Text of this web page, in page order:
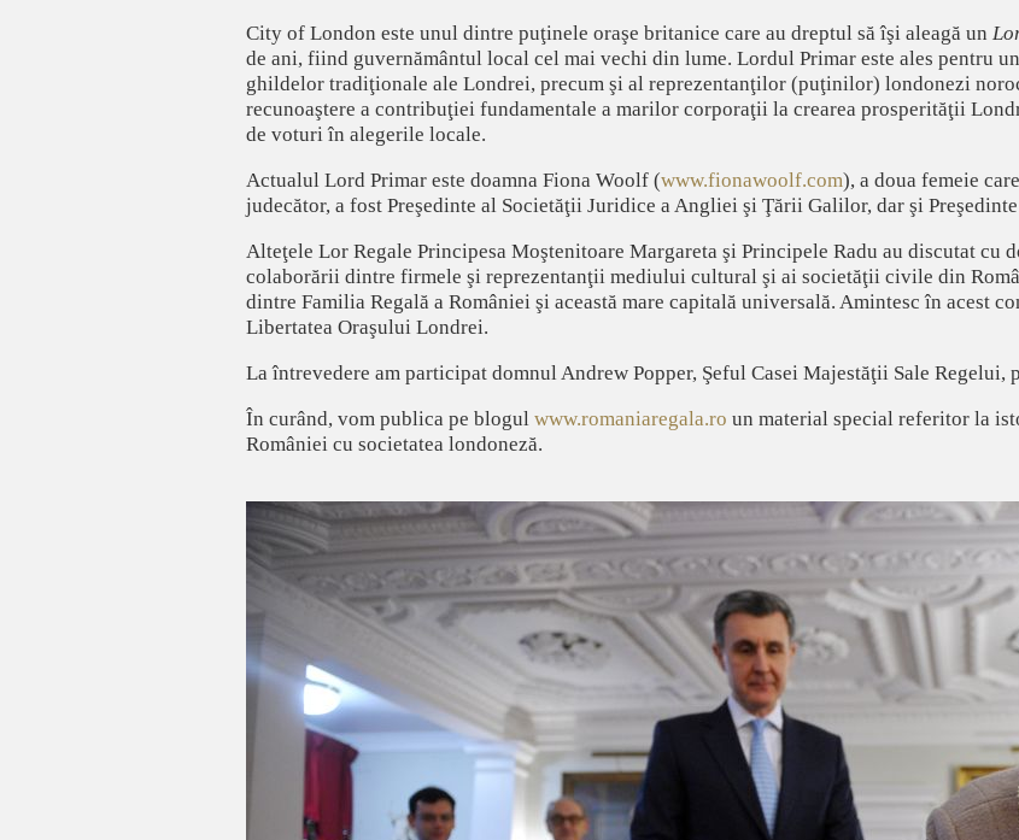
City of London este unul dintre puţinele oraşe britanice care au dreptul să îşi aleagă un
de ani, fiind guvernământul local cel mai vechi din lume. Lordul Primar este ales pentru
ghildelor tradiţionale ale Londrei, precum şi al reprezentanţilor (puţinilor) londonezi
recunoaştere a contribuţiei fundamentale a marilor corporaţii la crearea prosperităţii
de voturi în alegerile locale.
Actualul Lord Primar este doamna Fiona Woolf (www.fionawoolf.com), a doua femeie
judecător, a fost Preşedinte al Societăţii Juridice a Angliei şi Ţării Galilor, dar şi
Alteţele Lor Regale Principesa Moştenitoare Margareta şi Principele Radu au discutat cu
colaborării dintre firmele şi reprezentanţii mediului cultural şi ai societăţii civile din
dintre Familia Regală a României şi această mare capitală universală. Amintesc în acest
Libertatea Oraşului Londrei.
La întrevedere am participat domnul Andrew Popper, Şeful Casei Majestăţii Sale
În curând, vom publica pe blogul www.romaniaregala.ro un material special referitor la
României cu societatea londoneză.